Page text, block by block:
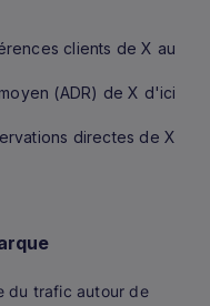
clients de X au
(ADR) de X d'ici
directes de X
du trafic autour de